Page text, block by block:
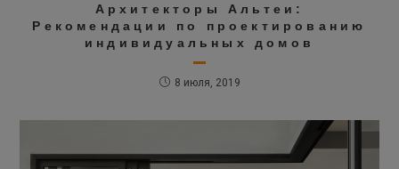
Архитекторы Альтеи:
Рекомендации по проектированию
индивидуальных домов
8 июля, 2019